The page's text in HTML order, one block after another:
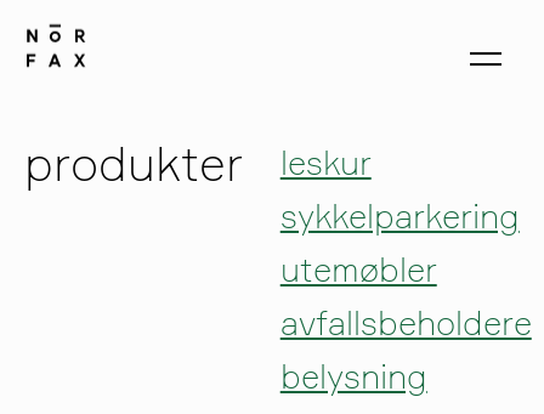
produkter
om oss
kontakt
produkter
leskur
sykkelparkering
utemøbler
avfallsbeholdere
belysning